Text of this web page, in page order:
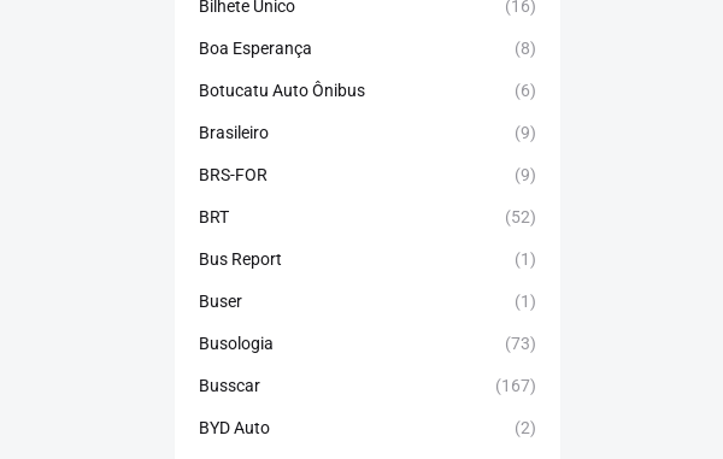
Bilhete Único (16)
Boa Esperança (8)
Botucatu Auto Ônibus (6)
Brasileiro (9)
BRS-FOR (9)
BRT (52)
Bus Report (1)
Buser (1)
Busologia (73)
Busscar (167)
BYD Auto (2)